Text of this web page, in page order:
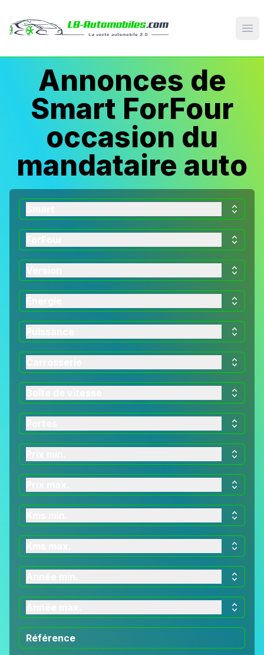
Annonces de
Smart ForFour
occasion du
mandataire auto